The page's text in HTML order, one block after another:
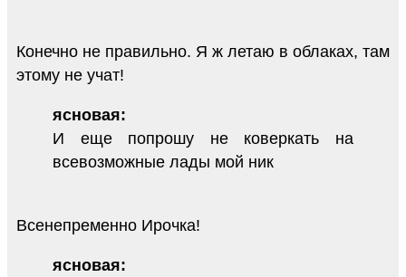
Конечно не правильно. Я ж летаю в облаках, там
этому не учат!
ясновая:
И еще попрошу не коверкать на
всевозможные лады мой ник
Всенепременно Ирочка!
ясновая: